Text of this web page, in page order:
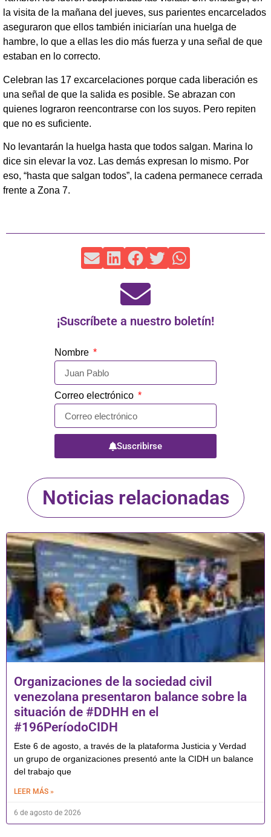
la visita de la mañana del jueves, sus parientes encarcelados
aseguraron que ellos también iniciarían una huelga de
hambre, lo que a ellas les dio más fuerza y una señal de que
estaban en lo correcto.
Celebran las 17 excarcelaciones porque cada liberación es
una señal de que la salida es posible. Se abrazan con
quienes lograron reencontrarse con los suyos. Pero repiten
que no es suficiente.
No levantarán la huelga hasta que todos salgan. Marina lo
dice sin elevar la voz. Las demás expresan lo mismo. Por
eso, “hasta que salgan todos”, la cadena permanece cerrada
frente a Zona 7.
¡Suscríbete a nuestro boletín!
Nombre
Correo electrónico
Suscribirse
Noticias relacionadas
Organizaciones de la sociedad civil
venezolana presentaron balance sobre la
situación de #DDHH en el
#196PeríodoCIDH
Este 6 de agosto, a través de la plataforma Justicia y Verdad
un grupo de organizaciones presentó ante la CIDH un balance
del trabajo que
LEER MÁS »
6 de agosto de 2026